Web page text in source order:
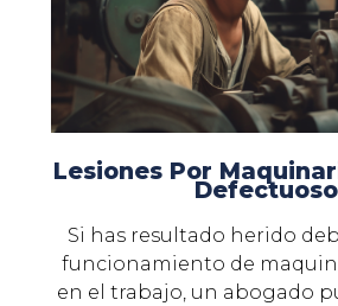
Lesiones Por
Defectuoso
Si has resultado herido
funcionamiento de
en el trabajo, un abogado